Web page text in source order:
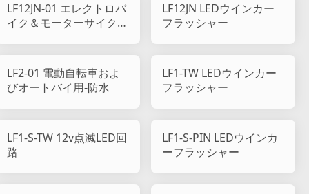
LF12JN-01 エレクトロバ
イク＆モーターサイクル
LF12JN LEDウインカー
フラッシャー
LF2-01 電動自転車およ
びオートバイ用-防水
LF1-TW LEDウインカー
フラッシャー
LF1-S-TW 12v点滅LED回
路
LF1-S-PIN LEDウインカ
ーフラッシャー